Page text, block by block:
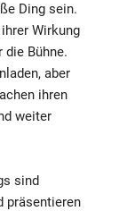
Ding sein.
Wirkung
Bühne.
aber
ihren
weiter
sind
präsentieren